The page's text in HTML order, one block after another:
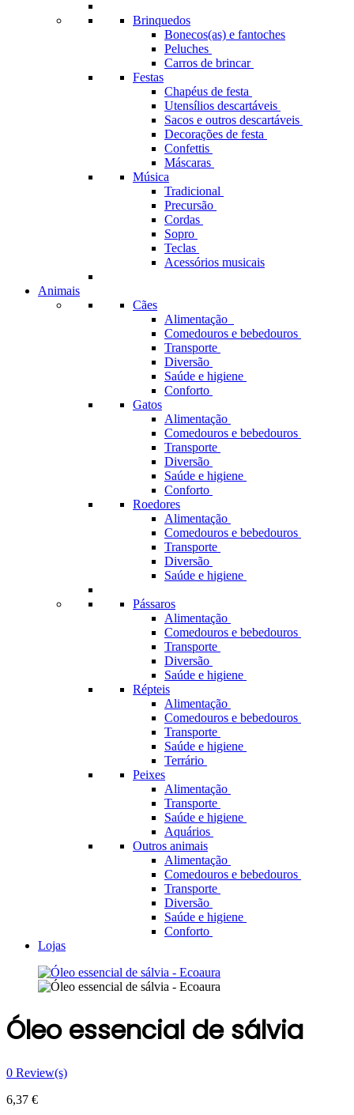
Brinquedos
Bonecos(as) e fantoches
Peluches
Carros de brincar
Festas
Chapéus de festa
Utensílios descartáveis
Sacos e outros descartáveis
Decorações de festa
Confettis
Máscaras
Música
Tradicional
Precursão
Cordas
Sopro
Teclas
Acessórios musicais
Animais
Cães
Alimentação
Comedouros e bebedouros
Transporte
Diversão
Saúde e higiene
Conforto
Gatos
Alimentação
Comedouros e bebedouros
Transporte
Diversão
Saúde e higiene
Conforto
Roedores
Alimentação
Comedouros e bebedouros
Transporte
Diversão
Saúde e higiene
Pássaros
Alimentação
Comedouros e bebedouros
Transporte
Diversão
Saúde e higiene
Répteis
Alimentação
Comedouros e bebedouros
Transporte
Saúde e higiene
Terrário
Peixes
Alimentação
Transporte
Saúde e higiene
Aquários
Outros animais
Alimentação
Comedouros e bebedouros
Transporte
Diversão
Saúde e higiene
Conforto
Lojas
Óleo essencial de sálvia
0 Review(s)
6,37 €